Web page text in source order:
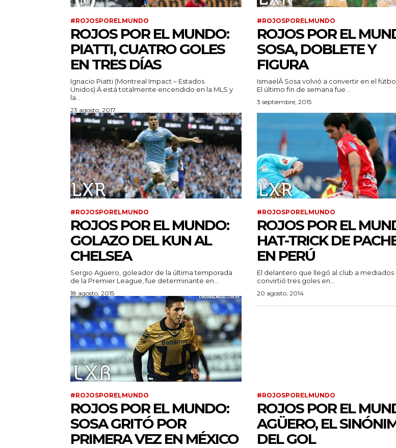
#ROJOSPORELMUNDO
ROJOS POR EL MUNDO:
PIATTI, CUATRO GOLES
EN TRES DÍAS
Ignacio Piatti (Montreal Impact – Estados
Unidos):Â está totalmente encendido en la MLS y
la...
23 agosto, 2017
#ROJOSPORELMUNDO
ROJOS POR EL
SOSA, DOBLETE Y
FIGURA
IsmaelÂ Sosa volvió a convertir en el
El último fin de semana fue...
3 septiembre, 2015
#ROJOSPORELMUNDO
ROJOS POR EL MUNDO:
GOLAZO DEL KUN AL
CHELSEA
Sergio Agüero, goleador de la última temporada
de la Premier League, fue determinante en...
18 agosto, 2015
#ROJOSPORELMUNDO
ROJOS POR EL
HAT-TRICK DE
EN PERÚ
El delantero que llegó al club a mediados
convirtió tres goles en...
20 agosto, 2014
#ROJOSPORELMUNDO
ROJOS POR EL MUNDO:
SOSA GRITÓ POR
PRIMERA VEZ EN MÉXICO
#ROJOSPORELMUNDO
ROJOS POR EL
AGÜERO, EL
DEL GOL